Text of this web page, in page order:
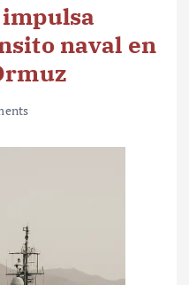
impulsa
naval en